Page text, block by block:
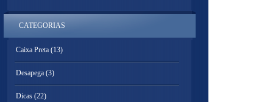
CATEGORIAS
Caixa Preta (13)
Desapega (3)
Dicas (22)